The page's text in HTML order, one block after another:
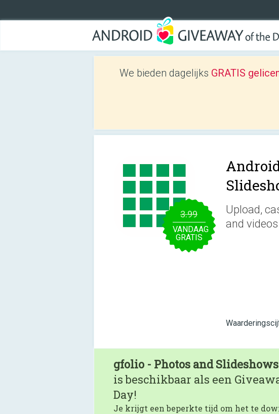
We bieden dagelijks GRATIS
3.99
VANDAAG
GRATIS
Upload,
and
gfolio - Photos and Slideshows
is beschikbaar als een
Day!
Je krijgt een beperkte tijd om het te